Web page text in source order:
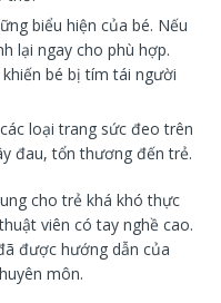
biểu hiện của bé. Nếu
lại ngay cho phù hợp.
bé bị tím tái người
loại trang sức đeo trên
đau, tổn thương đến trẻ.
cho trẻ khá khó thực
viên có tay nghề cao.
được hướng dẫn của
môn.